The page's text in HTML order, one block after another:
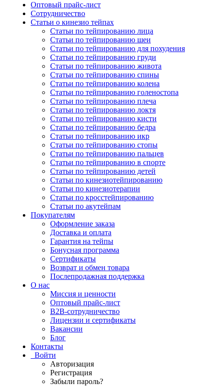
Оптовый прайс-лист
Сотрудничество
Статьи о кинезио тейпах
Статьи по тейпированию лица
Статьи по тейпированию шеи
Статьи по тейпированию для похудения
Статьи по тейпированию груди
Статьи по тейпированию живота
Статьи по тейпированию спины
Статьи по тейпированию колена
Статьи по тейпированию голеностопа
Статьи по тейпированию плеча
Статьи по тейпированию локтя
Статьи по тейпированию кисти
Статьи по тейпированию бедра
Статьи по тейпированию икр
Статьи по тейпированию стопы
Статьи по тейпированию пальцев
Статьи по тейпированию в спорте
Статьи по тейпированию детей
Статьи по кинезиотейпированию
Статьи по кинезиотерапии
Статьи по кросстейпированию
Статьи по акутейпам
Покупателям
Оформление заказа
Доставка и оплата
Гарантия на тейпы
Бонусная программа
Сертификаты
Возврат и обмен товара
Послепродажная поддержка
О нас
Миссия и ценности
Оптовый прайс-лист
В2В-сотрудничество
Лицензии и сертификаты
Вакансии
Блог
Контакты
Войти
Авторизация
Регистрация
Забыли пароль?